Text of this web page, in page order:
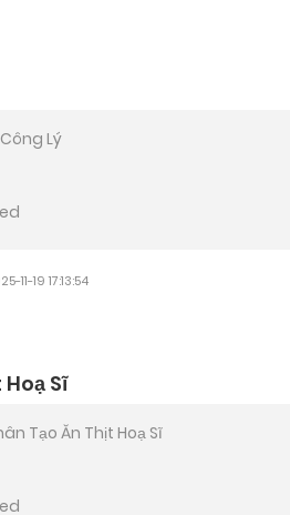
Lý
11-19 17:13:54
Sĩ
Tạo Ăn Thịt Hoạ Sĩ